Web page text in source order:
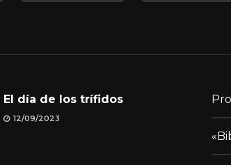
El día de los trífidos
12/09/2023